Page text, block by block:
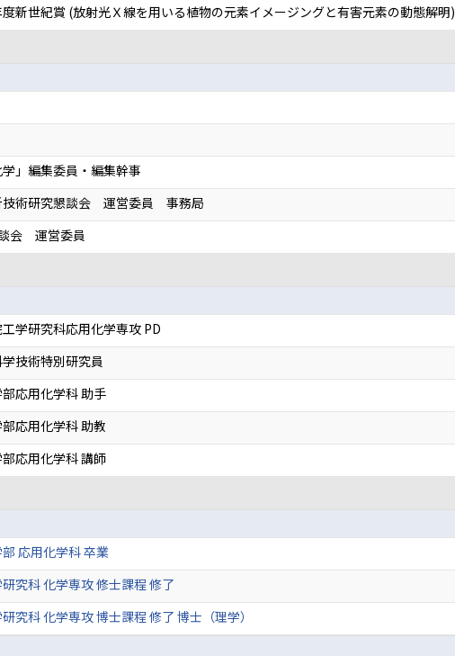
新世紀賞 (放射光Ｘ線を用いる植物の元素イメージングと有害元素の動態解明)
」編集委員・編集幹事
技術研究懇談会 運営委員 事務局
会 運営委員
学研究科応用化学専攻 PD
技術特別研究員
応用化学科 助手
応用化学科 助教
応用化学科 講師
応用化学科 卒業
究科 化学専攻 修士課程 修了
究科 化学専攻 博士課程 修了 博士（理学）